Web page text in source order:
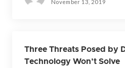
November 13, 2019
Three Threats Posed by
Technology Won’t Solve